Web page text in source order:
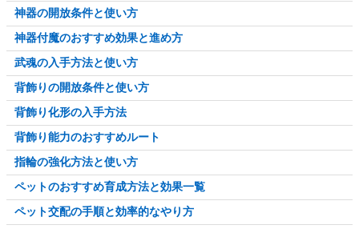
神器の開放条件と使い方
神器付魔のおすすめ効果と進め方
武魂の入手方法と使い方
背飾りの開放条件と使い方
背飾り化形の入手方法
背飾り能力のおすすめルート
指輪の強化方法と使い方
ペットのおすすめ育成方法と効果一覧
ペット交配の手順と効率的なやり方